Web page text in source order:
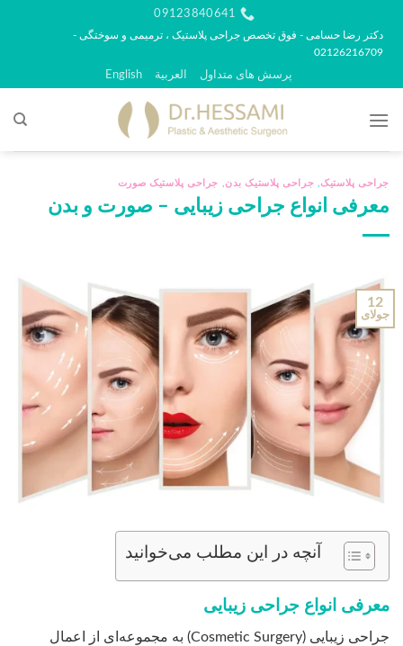
محتوا
09123840641
دکتر رضا حسامی - فوق تخصص جراحی پلاستیک ، ترمیمی و سوختگی -
02126216709
پرسش های متداول العربية English
جراحی پلاستیک جراحی پلاستیک بدن جراحی پلاستیک صورت
معرفی انواع جراحی زیبایی – صورت و بدن
12
جولای
آنچه در این مطلب می‌خوانید
معرفی انواع جراحی زیبایی
جراحی زیبایی (Cosmetic Surgery) به مجموعه‌ای از اعمال